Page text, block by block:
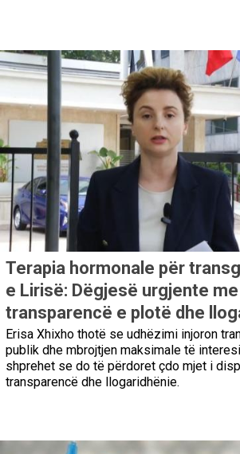
Terapia hormonale për
e Lirisë: Dëgjesë urgjente
transparencë e plotë dhe
Erisa Xhixho thotë se udhëzimi injoron
publik dhe mbrojtjen maksimale të
shprehet se do të përdoret çdo mjet i
transparencë dhe llogaridhënie.